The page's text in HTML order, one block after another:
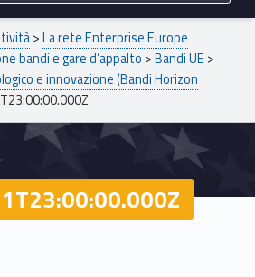
>La rete Enterprise Europe
bandi e gare d’appalto >Bandi UE >
e innovazione (Bandi Horizon